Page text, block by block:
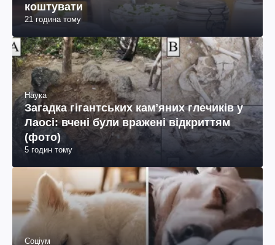
коштувати
21 година тому
Наука
Загадка гігантських камʼяних глечиків у
Лаосі: вчені були вражені відкриттям
(фото)
5 годин тому
Соціум